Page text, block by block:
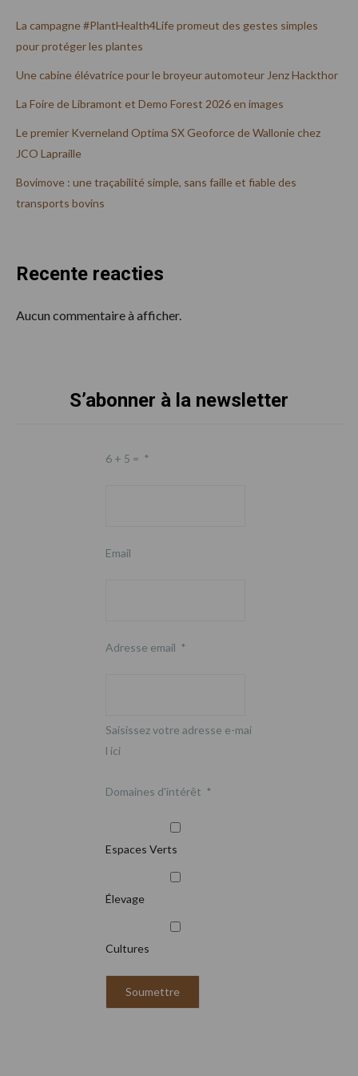
La campagne #PlantHealth4Life promeut des gestes simples
pour protéger les plantes
Une cabine élévatrice pour le broyeur automoteur Jenz Hackthor
La Foire de Libramont et Demo Forest 2026 en images
Le premier Kverneland Optima SX Geoforce de Wallonie chez
JCO Lapraille
Bovimove : une traçabilité simple, sans faille et fiable des
transports bovins
Recente reacties
Aucun commentaire à afficher.
S’abonner à la newsletter
6 + 5 = *
Email
Adresse email *
Saisissez votre adresse e-mai
l ici
Domaines d'intérêt *
Espaces Verts
Élevage
Cultures